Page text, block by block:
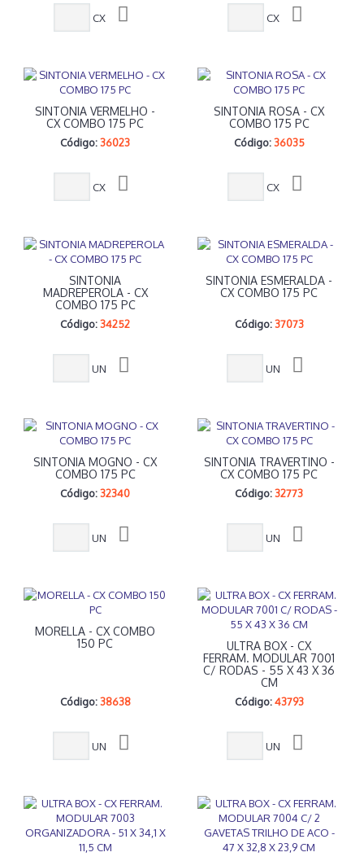
CX CX
SINTONIA VERMELHO -
CX COMBO 175 PC
Código:36023
CX
SINTONIA ROSA - CX
COMBO 175 PC
Código: 36035
CX
SINTONIA
MADREPEROLA - CX
COMBO 175 PC
Código:34252
UN
SINTONIA ESMERALDA -
CX COMBO 175 PC
Código: 37073
UN
SINTONIA MOGNO - CX
COMBO 175 PC
Código:32340
UN
SINTONIA TRAVERTINO -
CX COMBO 175 PC
Código:32773
UN
MORELLA - CX COMBO
150 PC
Código: 38638
UN
ULTRA BOX - CX
FERRAM. MODULAR 7001
C/ RODAS - 55 X 43 X 36
CM
Código: 43793
UN